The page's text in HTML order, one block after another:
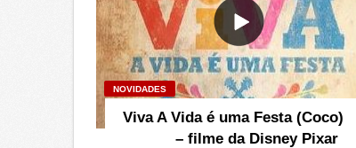
NOVIDADES
Viva A Vida é uma Festa (Coco)
– filme da Disney Pixar